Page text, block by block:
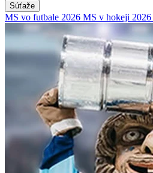
Súťaže
MS vo futbale 2026 MS v hokeji 2026